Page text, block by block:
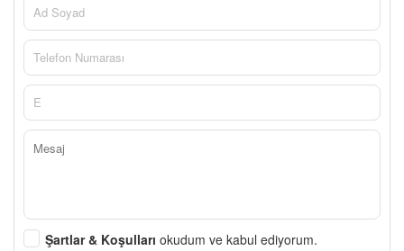
Şartlar & Koşulları okudum ve kabul ediyorum.